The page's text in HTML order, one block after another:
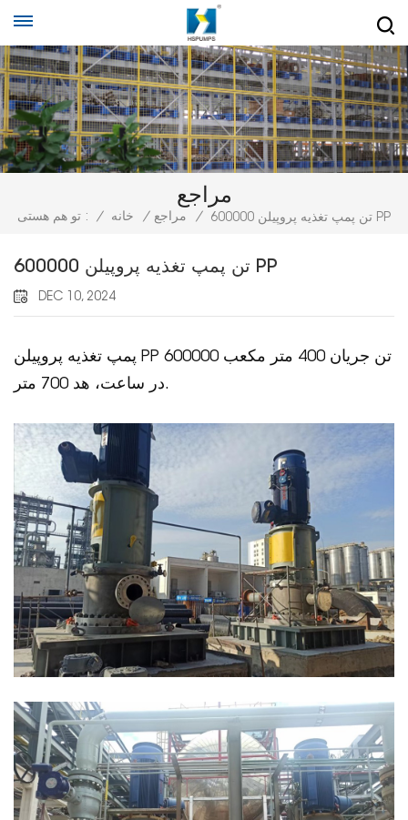
مراجع
تو هم هستی : / خانه / مراجع / 600000 تن پمپ تغذیه پروپیلن PP
600000 تن پمپ تغذیه پروپیلن PP
DEC 10, 2024
پمپ تغذیه پروپیلن PP 600000 تن جریان 400 متر مکعب
در ساعت، هد 700 متر.